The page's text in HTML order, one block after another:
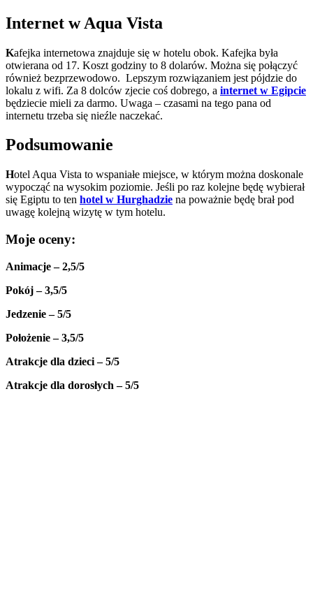
Internet w Aqua Vista
Kafejka internetowa znajduje się w hotelu obok. Kafejka była
otwierana od 17. Koszt godziny to 8 dolarów. Można się połączyć
również bezprzewodowo. Lepszym rozwiązaniem jest pójdzie do
lokalu z wifi. Za 8 dolców zjecie coś dobrego, a internet w Egipcie
będziecie mieli za darmo. Uwaga – czasami na tego pana od
internetu trzeba się nieźle naczekać.
Podsumowanie
Hotel Aqua Vista to wspaniałe miejsce, w którym można doskonale
wypocząć na wysokim poziomie. Jeśli po raz kolejne będę wybierał
się Egiptu to ten hotel w Hurghadzie na poważnie będę brał pod
uwagę kolejną wizytę w tym hotelu.
Moje oceny:
Animacje – 2,5/5
Pokój – 3,5/5
Jedzenie – 5/5
Położenie – 3,5/5
Atrakcje dla dzieci – 5/5
Atrakcje dla dorosłych – 5/5